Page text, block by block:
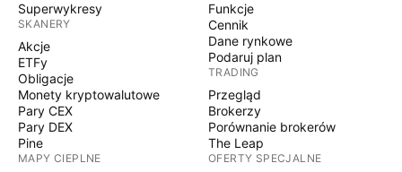
Superwykresy
SKANERY
Akcje
ETFy
Obligacje
Monety kryptowalutowe
Pary CEX
Pary DEX
Pine
MAPY CIEPLNE
Funkcje
Cennik
Dane rynkowe
Podaruj plan
TRADING
Przegląd
Brokerzy
Porównanie brokerów
The Leap
OFERTY SPECJALNE